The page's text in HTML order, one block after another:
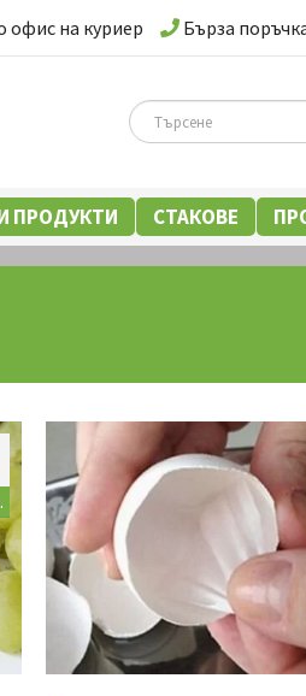
офис на куриер Бърза
ПРОДУКТИ СТАКОВЕ